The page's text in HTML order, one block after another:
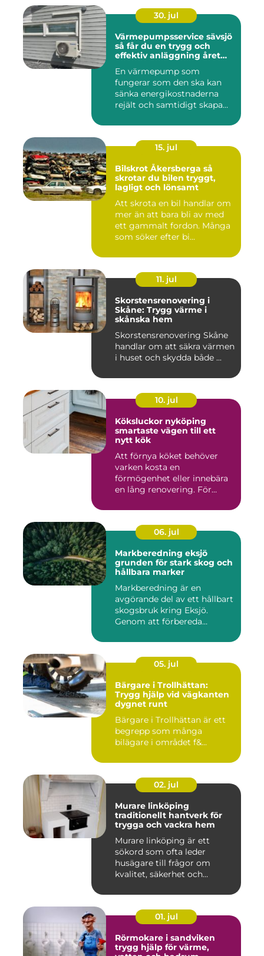
30. jul
Värmepumpsservice sävsjö
så får du en trygg och
effektiv anläggning året
En värmepump som
fungerar som den ska kan
sänka energikostnaderna
rejält och samtidigt skapa
15. jul
Bilskrot Åkersberga så
skrotar du bilen tryggt,
lagligt och lönsamt
Att skrota en bil handlar om
mer än att bara bli av med
ett gammalt fordon. Många
som söker efter bi...
11. jul
Skorstensrenovering i
Skåne: Trygg värme i
skånska hem
Skorstensrenovering Skåne
handlar om att säkra värmen
i huset och skydda både ...
10. jul
Köksluckor nyköping
smartaste vägen till ett
nytt kök
Att förnya köket behöver
varken kosta en
förmögenhet eller innebära
en lång renovering. För
06. jul
Markberedning eksjö
grunden för stark skog och
hållbara marker
Markberedning är en
avgörande del av ett hållbart
skogsbruk kring Eksjö.
Genom att förbereda
05. jul
Bärgare i Trollhättan:
Trygg hjälp vid vägkanten
dygnet runt
Bärgare i Trollhättan är ett
begrepp som många
bilägare i området f&...
02. jul
Murare linköping
traditionellt hantverk för
trygga och vackra hem
Murare linköping är ett
sökord som ofta leder
husägare till frågor om
kvalitet, säkerhet och
01. jul
Rörmokare i sandviken
trygg hjälp för värme,